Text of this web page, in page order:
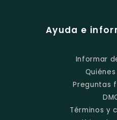
Ayuda e
Informar
Preguntas
Términos y